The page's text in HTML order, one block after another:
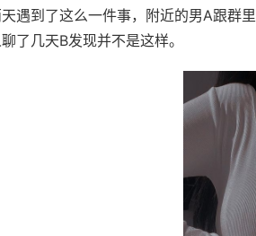
遇到了这么一件事，附近的男A跟群
了几天B发现并不是这样。